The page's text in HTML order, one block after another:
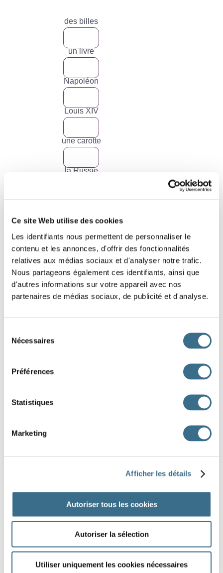
Ce site Web utilise des cookies
Les identifiants nous permettent de personnaliser le
contenu et les annonces, d'offrir des fonctionnalités
relatives aux médias sociaux et d'analyser notre trafic.
Nous partageons également ces identifiants, ainsi que
d'autres informations sur votre appareil avec nos
partenaires de médias sociaux, de publicité et d'analyse.
Nécessaires
Préférences
Statistiques
Marketing
Afficher les détails
Autoriser tous les cookies
Autoriser la sélection
Utiliser uniquement les cookies nécessaires
des billes
un livre
Napoléon
Louis XIV
une carotte
la Russie
Astérix
un chapeau
nom commun masculin singulier
nom propre masculin pluriel
nom propre féminin singulier
nom commun masculin singulier